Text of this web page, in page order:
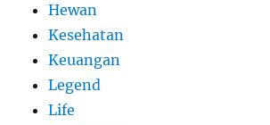
Hewan
Kesehatan
Keuangan
Legend
Life